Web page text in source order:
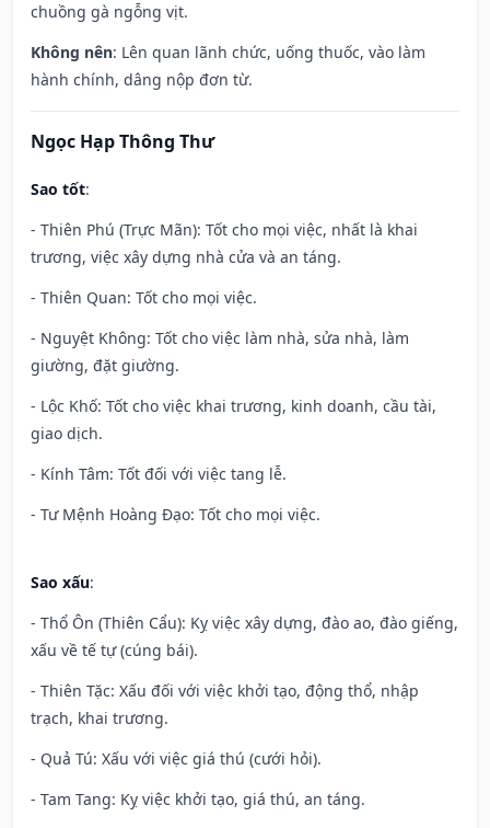
chuồng gà ngỗng vịt.
Không nên: Lên quan lãnh chức, uống thuốc, vào làm
hành chính, dâng nộp đơn từ.
Ngọc Hạp Thông Thư
Sao tốt:
- Thiên Phú (Trực Mãn): Tốt cho mọi việc, nhất là khai
trương, việc xây dựng nhà cửa và an táng.
- Thiên Quan: Tốt cho mọi việc.
- Nguyệt Không: Tốt cho việc làm nhà, sửa nhà, làm
giường, đặt giường.
- Lộc Khố: Tốt cho việc khai trương, kinh doanh, cầu tài,
giao dịch.
- Kính Tâm: Tốt đối với việc tang lễ.
- Tư Mệnh Hoàng Đạo: Tốt cho mọi việc.
Sao xấu:
- Thổ Ôn (Thiên Cẩu): Kỵ việc xây dựng, đào ao, đào giếng,
xấu về tế tự (cúng bái).
- Thiên Tặc: Xấu đối với việc khởi tạo, động thổ, nhập
trạch, khai trương.
- Quả Tú: Xấu với việc giá thú (cưới hỏi).
- Tam Tang: Kỵ việc khởi tạo, giá thú, an táng.